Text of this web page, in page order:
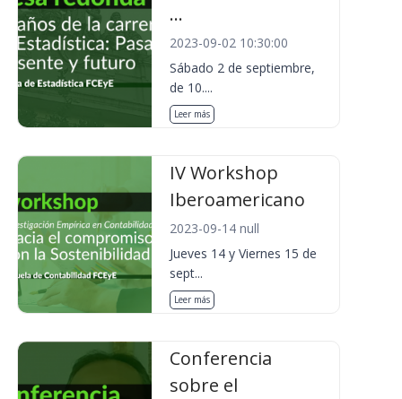
...
2023-09-02 10:30:00
Sábado 2 de septiembre,
de 10....
Leer más
IV Workshop
Iberoamericano
2023-09-14 null
Jueves 14 y Viernes 15 de
sept...
Leer más
Conferencia
sobre el